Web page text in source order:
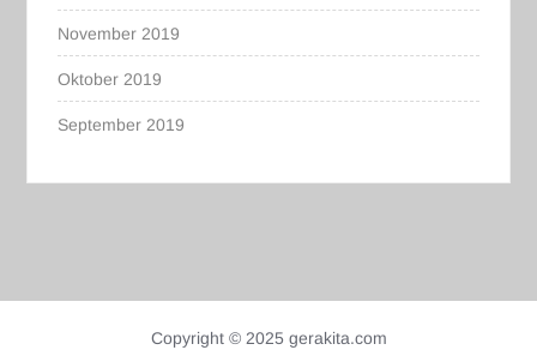
November 2019
Oktober 2019
September 2019
Copyright © 2025 gerakita.com